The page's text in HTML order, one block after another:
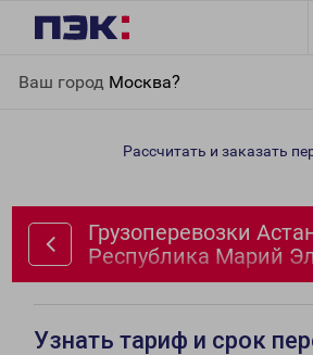
Ваш город Москва?
Марий Эл
Рассчитать и заказать
Грузоперевозки
Республика Марий Эл
Узнать тариф и срок